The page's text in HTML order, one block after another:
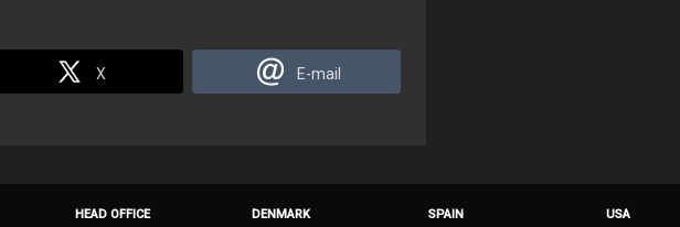
X E-mail
HEAD OFFICE DENMARK SPAIN USA